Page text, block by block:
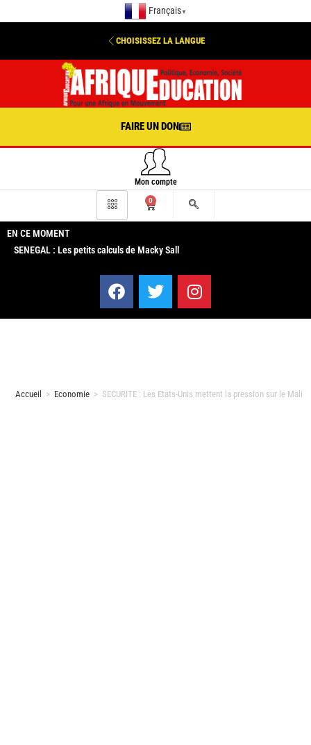
Français ▼
CHOISISSEZ LA LANGUE
FAIRE UN DON
Mon compte
0
EN CE MOMENT
SENEGAL : Les petits calculs de Macky Sall
Accueil > Economie > SECURITE : Les Etats-Unis mettent la pression sur le Mali